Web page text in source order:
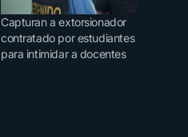
Capturan a extorsionador
contratado por estudiantes
para intimidar a docentes